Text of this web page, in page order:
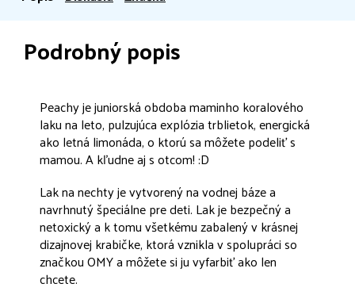
Podrobný popis
Peachy je juniorská obdoba maminho koralového
laku na leto, pulzujúca explózia trblietok, energická
ako letná limonáda, o ktorú sa môžete podeliť s
mamou. A kľudne aj s otcom! :D
Lak na nechty je vytvorený na vodnej báze a
navrhnutý špeciálne pre deti. Lak je bezpečný a
netoxický a k tomu všetkému zabalený v krásnej
dizajnovej krabičke, ktorá vznikla v spolupráci so
značkou OMY a môžete si ju vyfarbiť ako len
chcete.